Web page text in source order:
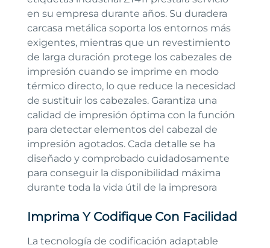
en su empresa durante años. Su duradera
carcasa metálica soporta los entornos más
exigentes, mientras que un revestimiento
de larga duración protege los cabezales de
impresión cuando se imprime en modo
térmico directo, lo que reduce la necesidad
de sustituir los cabezales. Garantiza una
calidad de impresión óptima con la función
para detectar elementos del cabezal de
impresión agotados. Cada detalle se ha
diseñado y comprobado cuidadosamente
para conseguir la disponibilidad máxima
durante toda la vida útil de la impresora
Imprima Y Codifique Con Facilidad
La tecnología de codificación adaptable